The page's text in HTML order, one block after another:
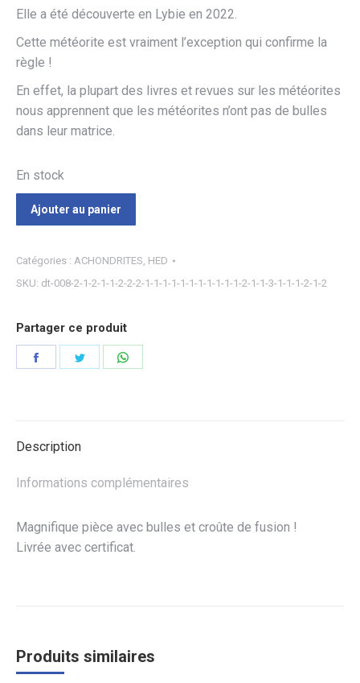
Elle a été découverte en Lybie en 2022.
Cette météorite est vraiment l’exception qui confirme la
règle !
En effet, la plupart des livres et revues sur les météorites
nous apprennent que les météorites n’ont pas de bulles
dans leur matrice.
En stock
Ajouter au panier
Catégories : ACHONDRITES, HED
SKU: dt-008-2-1-2-1-1-2-2-2-1-1-1-1-1-1-1-1-1-1-1-2-1-1-3-1-1-1-2-1-2
Partager ce produit
Partager Partager
Description
Informations complémentaires
Magnifique pièce avec bulles et croûte de fusion !
Livrée avec certificat.
Produits similaires